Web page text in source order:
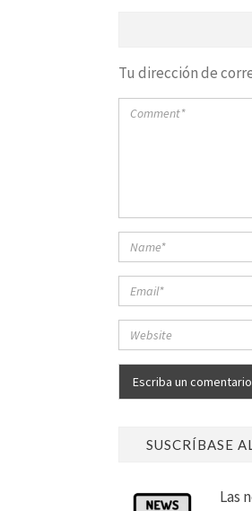
Tu dirección de
SUSCRÍBASE
Las